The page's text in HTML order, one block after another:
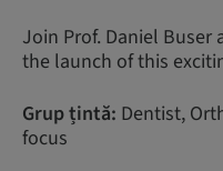
Join Prof. Daniel Buser
the launch of this
Grup țintă: Dentist,
focus